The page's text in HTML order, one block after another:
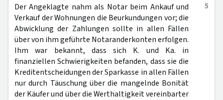
5
Der Angeklagte nahm als Notar beim Ankauf und
Verkauf der Wohnungen die Beurkundungen vor; die
Abwicklung der Zahlungen sollte in allen Fällen
über von ihm geführte Notaranderkonten erfolgen.
Ihm war bekannt, dass sich K. und Ka. in
finanziellen Schwierigkeiten befanden, dass sie die
Kreditentscheidungen der Sparkasse in allen Fällen
nur durch Täuschung über die mangelnde Bonität
der Käufer und über die Werthaltigkeit vereinbarter